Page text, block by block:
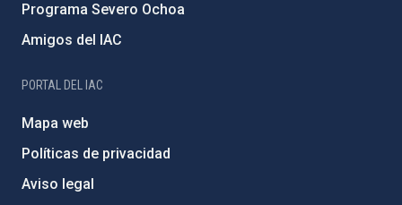
Programa Severo Ochoa
Amigos del IAC
PORTAL DEL IAC
Mapa web
Políticas de privacidad
Aviso legal